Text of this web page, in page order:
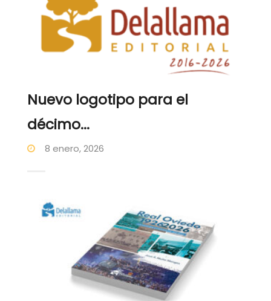
Nuevo logotipo para el
décimo...
8 enero, 2026